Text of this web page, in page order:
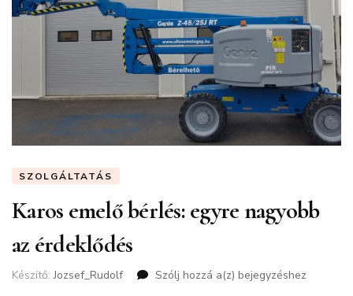
SZOLGÁLTATÁS
Karos emelő bérlés: egyre nagyobb
az érdeklődés
Készítő:Jozsef_Rudolf Szólj hozzá a(z) Karos
bejegyzéshez